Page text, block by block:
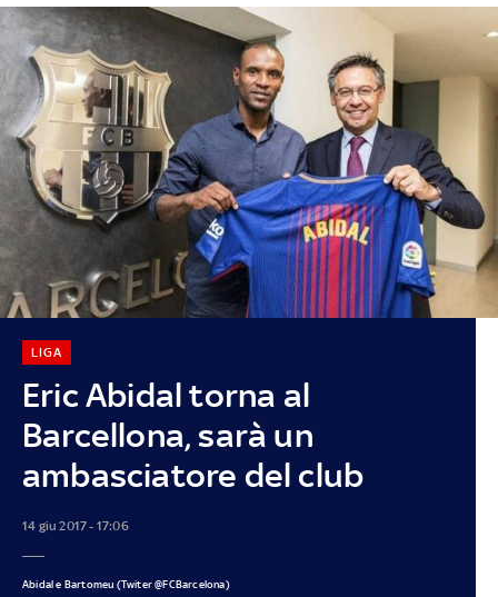
Eric Abidal torna al
Barcellona, sarà un
ambasciatore del club
LIGA
14 giu 2017 - 17:06
Abidal e Bartomeu (Twiter @FCBarcelona)